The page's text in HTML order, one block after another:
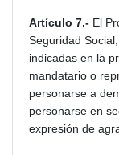
Artículo 7.- El
Seguridad
indicadas en la
mandatario o
personarse a
personarse en
expresión de